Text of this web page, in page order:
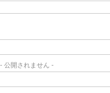
公開されません -